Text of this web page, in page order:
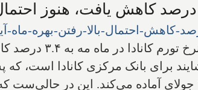
که پایین‌ترین نرخ تورم از ژوئن ۲۰۲۱ تاکنون به شمار می‌رود.
تصمیم‌گیری بعدی خود در ۱۲ جولای آماده می‌کند.